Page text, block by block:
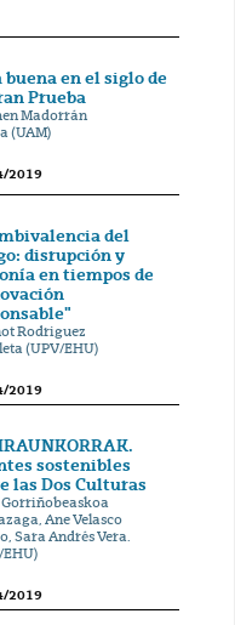
buena en el siglo de
Prueba
Madorrán
(UAM)
2019
del
disrupción y
en tiempos de
Rodriguez
(UPV/EHU)
2019
sostenibles
las Dos Culturas
Ane Velasco
Sara Andrés Vera.
2019